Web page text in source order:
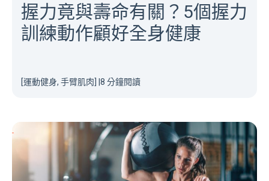
握力竟與壽命有關？5個握力
訓練動作顧好全身健康
[運動健身, 手臂肌肉] 8 分鐘閱讀